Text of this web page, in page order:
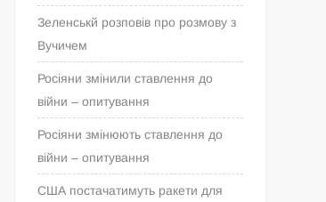
Зеленськй розповів про розмову з
Вучичем
Росіяни змінили ставлення до
війни – опитування
Росіяни змінюють ставлення до
війни – опитування
США постачатимуть ракети для